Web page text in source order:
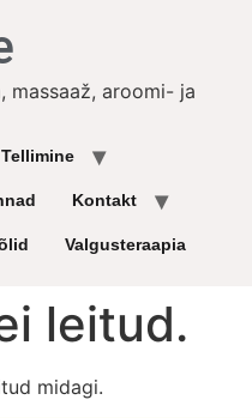
massaaž, aroomi- ja
Tellimine
Kontakt
Valgusteraapia
leitud.
midagi.